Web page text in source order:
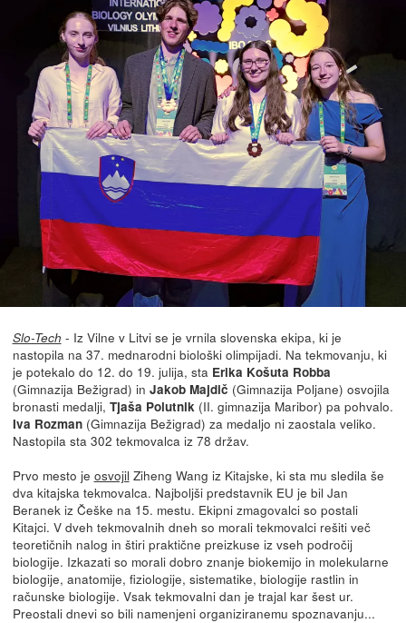
Slo-Tech - Iz Vilne v Litvi se je vrnila slovenska ekipa, ki je
nastopila na 37. mednarodni biološki olimpijadi. Na tekmovanju, ki
je potekalo do 12. do 19. julija, sta Erika Košuta Robba
(Gimnazija Bežigrad) in Jakob Majdič (Gimnazija Poljane) osvojila
bronasti medalji, Tjaša Polutnik (II. gimnazija Maribor) pa pohvalo.
Iva Rozman(Gimnazija Bežigrad) za medaljo ni zaostala veliko.
Nastopila sta 302 tekmovalca iz 78 držav.
Prvo mesto je osvojil Ziheng Wang iz Kitajske, ki sta mu sledila še
dva kitajska tekmovalca. Najboljši predstavnik EU je bil Jan
Beranek iz Češke na 15. mestu. Ekipni zmagovalci so postali
Kitajci. V dveh tekmovalnih dneh so morali tekmovalci rešiti več
teoretičnih nalog in štiri praktične preizkuse iz vseh področij
biologije. Izkazati so morali dobro znanje biokemijo in molekularne
biologije, anatomije, fiziologije, sistematike, biologije rastlin in
računske biologije. Vsak tekmovalni dan je trajal kar šest ur.
Preostali dnevi so bili namenjeni organiziranemu spoznavanju...